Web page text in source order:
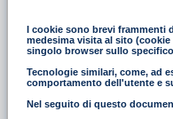
I cookie sono brevi frammenti
medesima visita al sito
singolo browser sullo
Tecnologie similari, come, ad
comportamento dell'utente e
Nel seguito di questo